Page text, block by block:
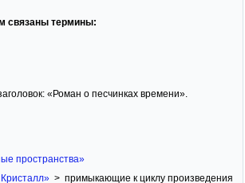
связаны термины:
«Роман о песчинках времени».
пространства»
> примыкающие к циклу произведения